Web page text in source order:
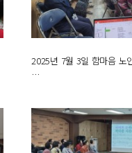
2025년 7월 3일 함마음 노
…